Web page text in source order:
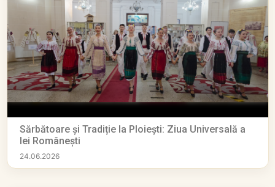
Sărbătoare și Tradiție la Ploiești: Ziua Universală a
Iei Românești
24.06.2026